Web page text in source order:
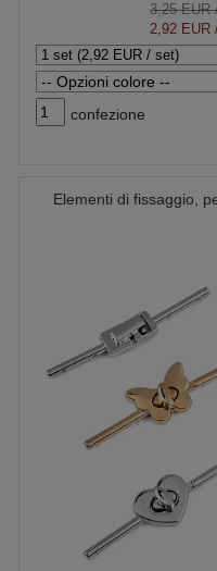
3,25 EUR/
2,92 EUR
confezione
Elementi di fissaggio,